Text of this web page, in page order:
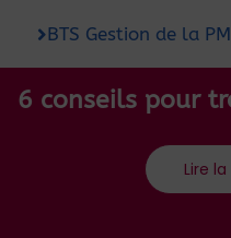
BTS Gestion de la
6 conseils pour
Lire